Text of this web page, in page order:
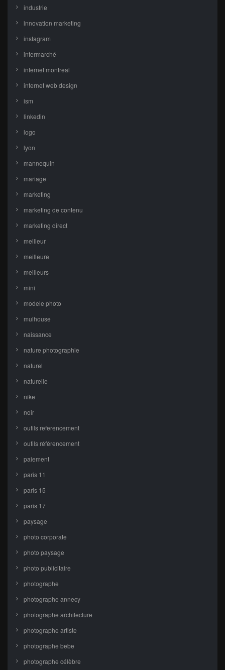
industrie
innovation marketing
instagram
intermarché
internet montreal
internet web design
ism
linkedin
logo
lyon
mannequin
mariage
marketing
marketing de contenu
marketing direct
meilleur
meilleure
meilleurs
mini
modele photo
mulhouse
naissance
nature photographie
naturel
naturelle
nike
noir
outils referencement
outils référencement
paiement
paris 11
paris 15
paris 17
paysage
photo corporate
photo paysage
photo publicitaire
photographe
photographe annecy
photographe architecture
photographe artiste
photographe bebe
photographe célèbre